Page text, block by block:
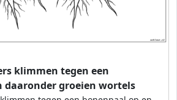
klimmen tegen een
daaronder groeien wortels